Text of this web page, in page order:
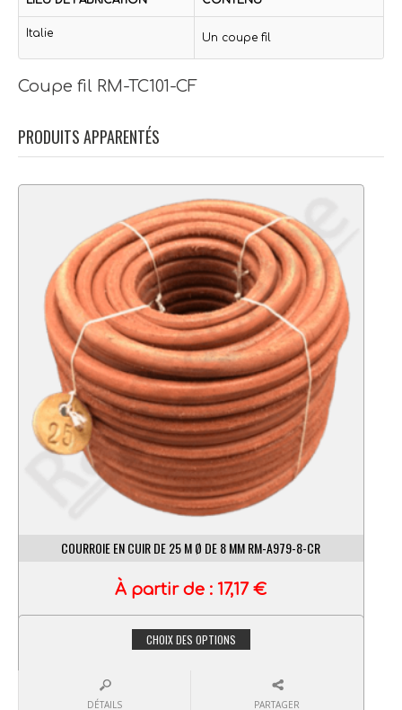
Italie Un coupe fil
Coupe fil RM-TC101-CF
PRODUITS APPARENTÉS
COURROIE EN CUIR DE 25 M Ø DE 8 MM RM-A979-8-CR
À partir de : 17,17€
CHOIX DES OPTIONS
DÉTAILS PARTAGER